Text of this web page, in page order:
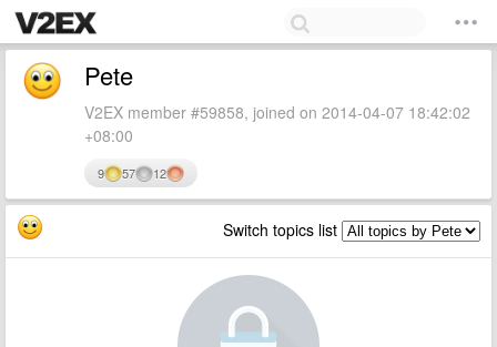
Pete
V2EX member #59858, joined on 2014-04-07 18:42:02
+08:00
9 57 12
Switch topics list